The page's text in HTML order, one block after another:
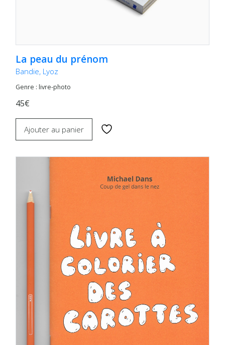
La peau du prénom
Bandie, Lyoz
Genre : livre-photo
45€
Ajouter au panier